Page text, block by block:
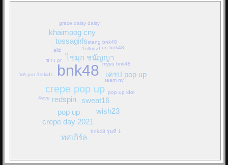
Re: วินาที Stang BNK48
25/11/18 08:21:12
OoHmusic
วินาที
คำร้อง/ทำนอง : STANG BNK48 / ครูสุธี นามศิริเลิศ
เรียบเรียง : ครูสุธี นามศิริเลิศ (ครูธี ครีเอทีฟรายการโทรทัศน์)
จากคนธรรมดาที่ดูไม่มีค่ามากมาย
bnk48
crepe pop up
sweat16
ไข่มุก ชนัญญา
redspin
pop up
tossagirls
crepe day 2021
เครป pop up
ทศเกิร์ล
wish23
khaimoog cny
1stkidz
grace daisy daisy
team nv
พอ por 1stkidz
myyu bnk48
stang bnk48
pun bnk48
ข่าว pr
pop up idol
4eve
aliz
bnk48 รุ่นที่ 1